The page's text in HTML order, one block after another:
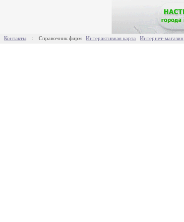
Контакты : Справочник фирм Интерактивная карта Интернет-магазин